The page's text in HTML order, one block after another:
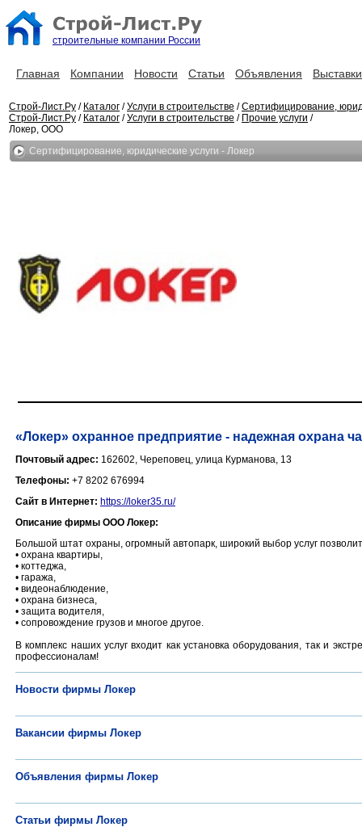
строительные компании России
Главная Компании Новости Статьи Объявления Выставки
Строй-Лист.Ру / Каталог /Услуги в строительстве /Сертифицирование,
Строй-Лист.Ру / Каталог /Услуги в строительстве / Прочие услуги /
Локер, ООО
Сертифицирование, юридические услуги - Локер
«Локер» охранное предприятие - надежная охрана
Почтовый адрес: 162602, Череповец, улица Курманова, 13
Телефоны: +7 8202 676994
Сайт в Интернет: https://loker35.ru/
Описание фирмы ООО Локер:
Большой штат охраны, огромный автопарк, широкий выбор услуг
• охрана квартиры,
• коттеджа,
• гаража,
• видеонаблюдение,
• охрана бизнеса,
• защита водителя,
• сопровождение грузов и многое другое.
В комплекс наших услуг входит как установка оборудования, так и
профессионалам!
Новости фирмы Локер
Вакансии фирмы Локер
Объявления фирмы Локер
Статьи фирмы Локер